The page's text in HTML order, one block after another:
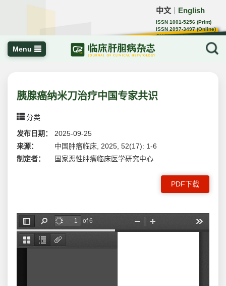
中文 English
ISSN 1001-5256 (Print)
ISSN 2097-3497 (Online)
CN 22-1108/R
Menu
胰腺癌纳米刀治疗中国专家共识
分类
发布日期：
2025-09-25
来源：
中国肿瘤临床, 2025, 52(17): 1-6
制定者：
国家恶性肿瘤临床医学研究中心
PDF下载